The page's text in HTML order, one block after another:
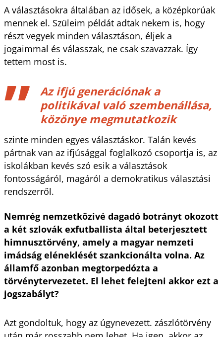
A választásokra általában az idősek, a középkorúak
mennek el. Szüleim példát adtak nekem is, hogy
részt vegyek minden választáson, éljek a
jogaimmal és válasszak, ne csak szavazzak. Így
tettem most is.
Az ifjú generációnak a
politikával való szembenállása,
közönye megmutatkozik
szinte minden egyes választáskor. Talán kevés
pártnak van az ifjúsággal foglalkozó csoportja is, az
iskolákban kevés szó esik a választások
fontosságáról, magáról a demokratikus választási
rendszerről.
Nemrég nemzetközivé dagadó botrányt okozott
a két szlovák exfutballista által beterjesztett
himnusztörvény, amely a magyar nemzeti
imádság eléneklését szankcionálta volna. Az
államfő azonban megtorpedózta a
törvénytervezetet. El lehet felejteni akkor ezt a
jogszabályt?
Azt gondoltuk, hogy az úgynevezett. zászlótörvény